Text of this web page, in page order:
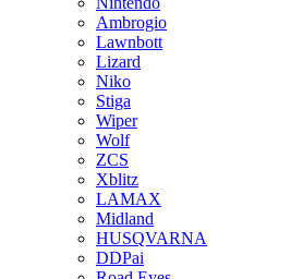
Ambrogio
Lawnbott
Lizard
Niko
Stiga
Wiper
Wolf
ZCS
Xblitz
LAMAX
Midland
HUSQVARNA
DDPai